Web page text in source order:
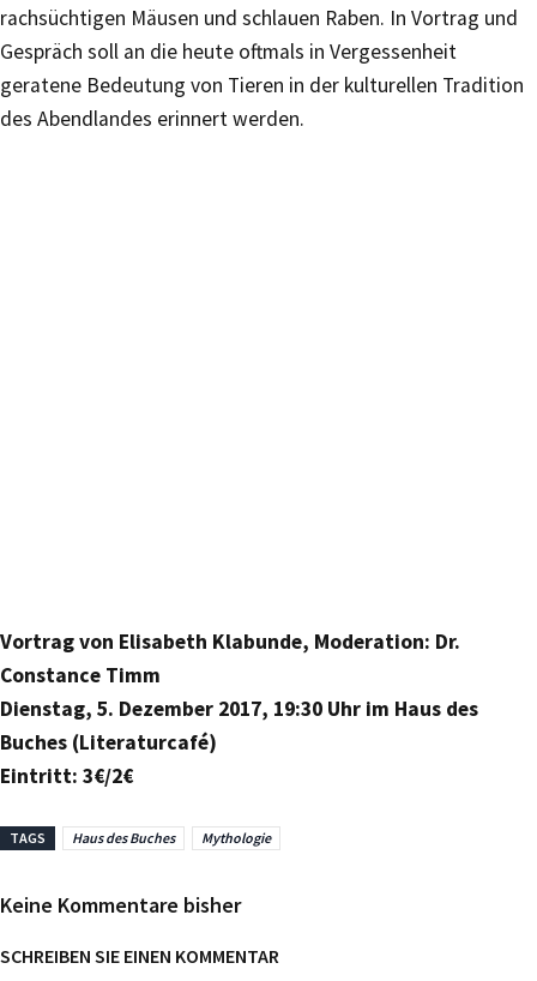
rachsüchtigen Mäusen und schlauen Raben. In Vortrag und
Gespräch soll an die heute oftmals in Vergessenheit
geratene Bedeutung von Tieren in der kulturellen Tradition
des Abendlandes erinnert werden.
Vortrag von Elisabeth Klabunde, Moderation: Dr.
Constance Timm
Dienstag, 5. Dezember 2017, 19:30 Uhr im Haus des
Buches (Literaturcafé)
Eintritt: 3€/2€
TAGS Haus des Buches Mythologie
Keine Kommentare bisher
SCHREIBEN SIE EINEN KOMMENTAR